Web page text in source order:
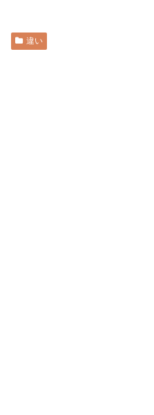
違い